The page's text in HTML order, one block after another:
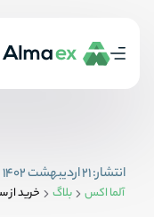
انتشار:۲۱ اردیبهشت ۱۴۰۲
آلما اکس بلاگ خرید از